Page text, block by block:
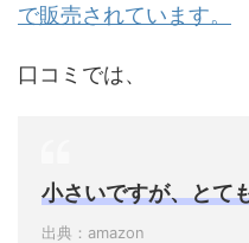
で販売されています。
口コミでは、
小さいですが、とて
出典：amazon